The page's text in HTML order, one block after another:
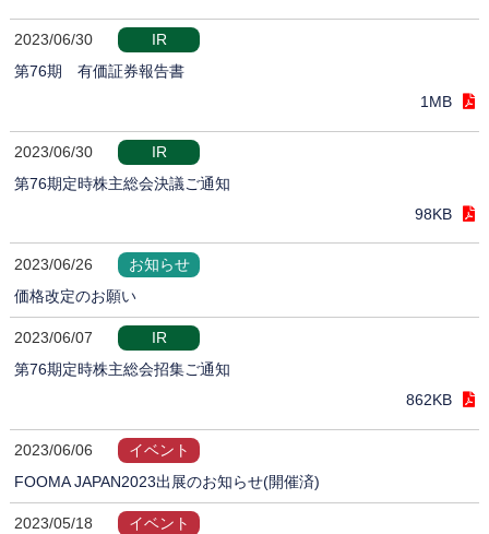
2023/06/30
IR
第76期 有価証券報告書
1MB
2023/06/30
IR
第76期定時株主総会決議ご通知
98KB
2023/06/26
お知らせ
価格改定のお願い
2023/06/07
IR
第76期定時株主総会招集ご通知
862KB
2023/06/06
イベント
FOOMA JAPAN2023出展のお知らせ(開催済)
2023/05/18
イベント